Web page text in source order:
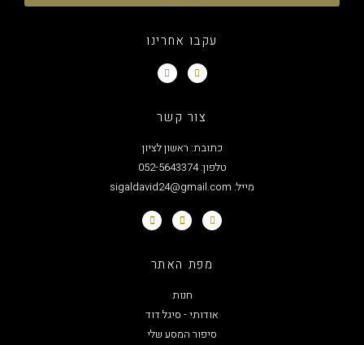
עקבו אחרינו
צור קשר
כתובת: ראשון לציון
טלפון: 052-5643374
מפת האתר
אודותי - סיגל דוד
סיפור המסע שלי